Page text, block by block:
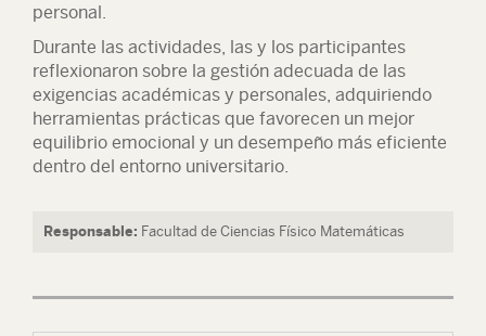
personal.
Durante las actividades, las y los participantes
reflexionaron sobre la gestión adecuada de las
exigencias académicas y personales, adquiriendo
herramientas prácticas que favorecen un mejor
equilibrio emocional y un desempeño más eficiente
dentro del entorno universitario.
Responsable: Facultad de Ciencias Físico Matemáticas